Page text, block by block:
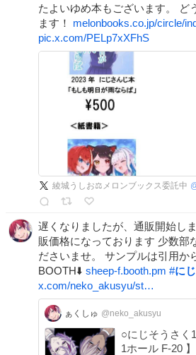
たよいゆめ本もございます。 ど
ます！ melonbooks.co.jp/circle/
pic.x.com/PELp7xXFhS
綾城うしお⚖️メロンブックス委託中
遅くなりましたが、通販開始し
販価格になっております 少数部
ださいませ。 サンプルは引用か
BOOTH⬇️ sheep-f.booth.pm #に
x.com/neko_akusyu/st…
ぁくしゅ @neko_akusyu
○にじそうさく
1ホール F-20 】 B5/22P/600円 ※余り